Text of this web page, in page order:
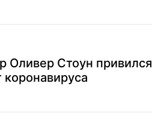
Оливер Стоун привился
коронавируса